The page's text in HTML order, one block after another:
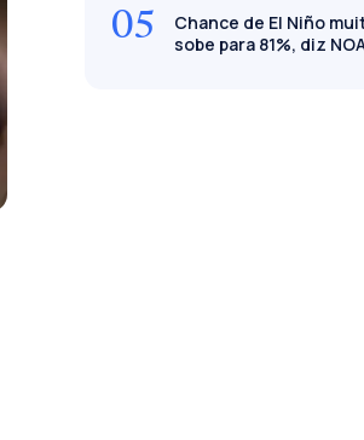
05
Chance de El Niño
sobe para 81%, diz